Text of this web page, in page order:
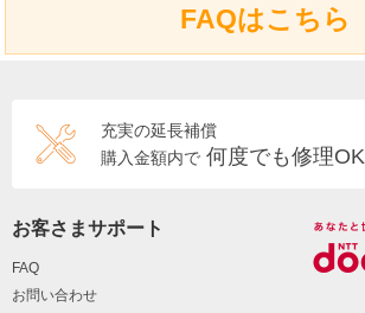
FAQはこちら
充実の延長補償
購入金額内で 何度でも修理OK
お客さまサポート
FAQ
お問い合わせ